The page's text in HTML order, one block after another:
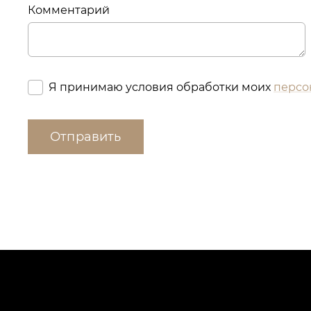
Комментарий
Я принимаю условия обработки моих
Отправить